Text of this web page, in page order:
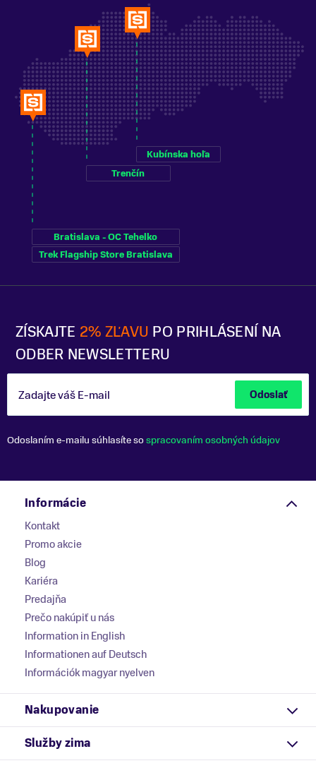
ZÍSKAJTE 2% ZĽAVU PO PRIHLÁSENÍ NA
ODBER NEWSLETTERU
Zadajte váš E-mail Odoslať
Odoslaním e-mailu súhlasíte sospracovaním osobných údajov
Bratislava - OC Tehelko
Trek Flagship Store Bratislava
Trenčín
Kubínska hoľa
Informácie
Kontakt
Promo akcie
Blog
Kariéra
Predajňa
Prečo nakúpiť u nás
Information in English
Informationen auf Deutsch
Információk magyar nyelven
Nakupovanie
Služby zima